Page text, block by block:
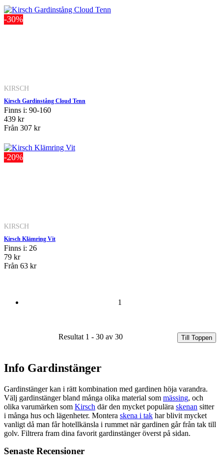
-30%
KIRSCH
Kirsch Gardinstång Cloud Tenn
Finns i: 90-160
439 kr
Från 307 kr
-20%
KIRSCH
Kirsch Klämring Vit
Finns i: 26
79 kr
Från 63 kr
1
Resultat 1 - 30 av 30 Till Toppen
Info Gardinstänger
Gardinstänger kan i rätt kombination med gardinen höja varandra.
Välj gardinstänger bland många olika material som mässing, och
olika varumärken som Kirsch där den mycket populära skenan sitter
i många hus och lägenheter. Montera skena i tak har blivit mycket
vanligt då man får hotellkänsla i rummet när gardinen går från tak till
golv. Filtrera fram dina favorit gardinstänger överst på sidan.
Senaste Recensioner